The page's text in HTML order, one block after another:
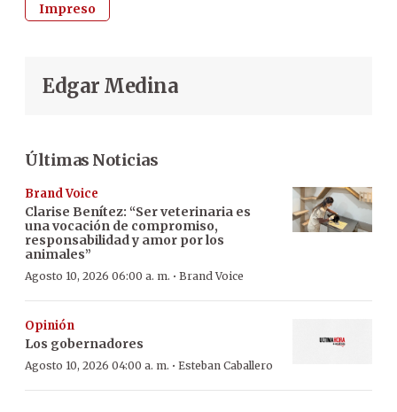
Impreso
Edgar Medina
Últimas Noticias
Brand Voice
Clarise Benítez: “Ser veterinaria es
una vocación de compromiso,
responsabilidad y amor por los
animales”
Agosto 10, 2026 06:00 a. m. · Brand Voice
Opinión
Los gobernadores
Agosto 10, 2026 04:00 a. m. · Esteban Caballero